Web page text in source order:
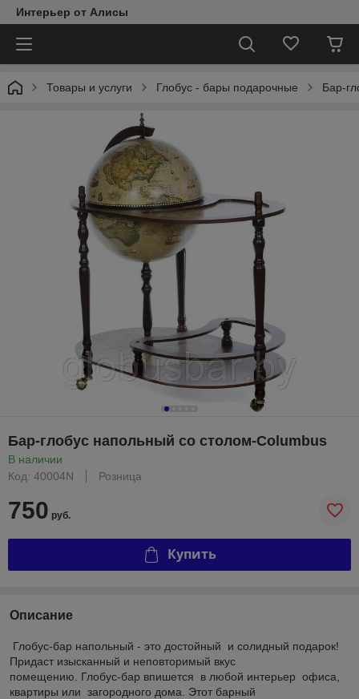
Интерьер от Алисы
Товары и услуги Глобус - бары подарочные Бар-
Бар-глобус напольный со столом-Columbus
В наличии
Код: 40004N
Розница
750 руб.
Купить
Описание
Глобус-бар напольный - это достойный и солидный подарок!
Придаст изысканный и неповторимый вкус
помещению. Глобус-бар впишется в любой интерьер офиса,
квартиры или загородного дома. Этот барный